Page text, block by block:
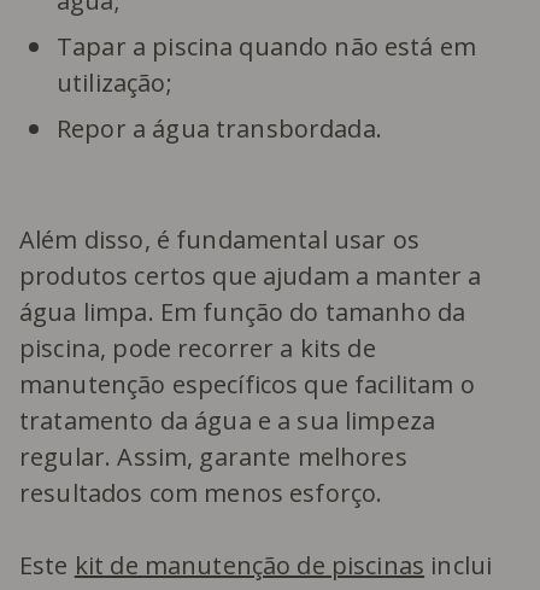
Tapar a piscina quando não está em
utilização;
Repor a água transbordada.
Além disso, é fundamental usar os
produtos certos que ajudam a manter a
água limpa. Em função do tamanho da
piscina, pode recorrer a kits de
manutenção específicos que facilitam o
tratamento da água e a sua limpeza
regular. Assim, garante melhores
resultados com menos esforço.
Este kit de manutenção de piscinas inclui